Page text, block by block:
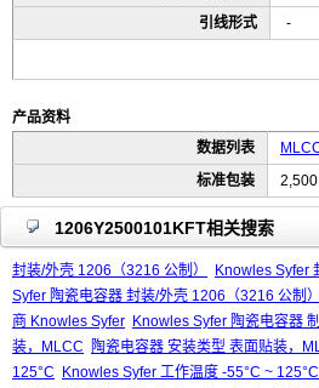
引线形式
-
产品资料
数据列表
标准包装
2,500
1206Y2500101KFT相关搜索
封装/外壳 1206（3216 公制） Knowles Syfer
Syfer 陶瓷电容器 封装/外壳 1206（3216 公制）
商 Knowles Syfer Knowles Syfer 陶瓷电容器
装，MLCC
陶瓷电容器 安装类型 表面贴装，
125°C
Knowles Syfer 工作温度 -55°C ~ 125°C